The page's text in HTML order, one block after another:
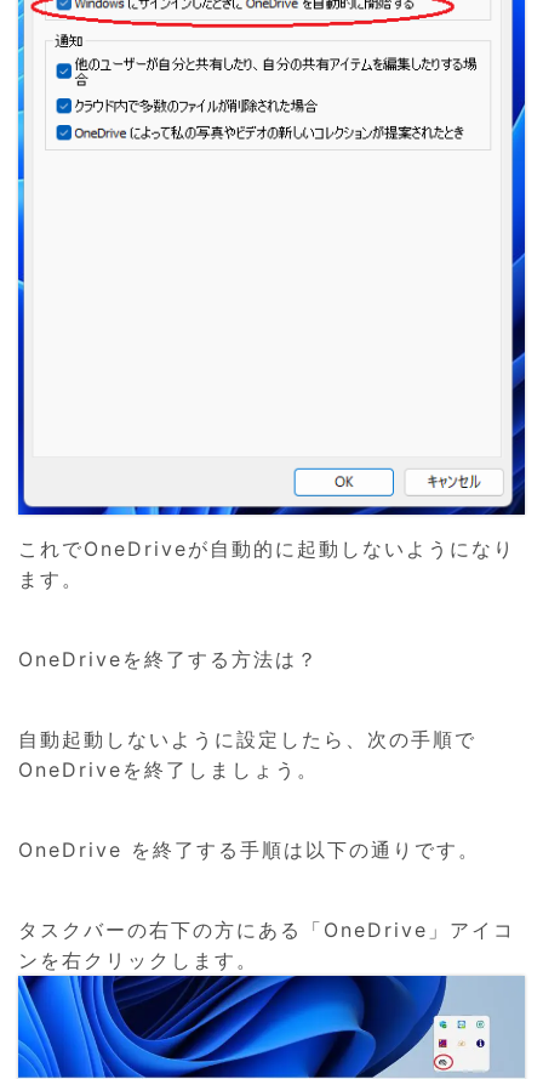
これでOneDriveが自動的に起動しないようになり
ます。
OneDriveを終了する方法は？
自動起動しないように設定したら、次の手順で
OneDriveを終了しましょう。
OneDrive を終了する手順は以下の通りです。
タスクバーの右下の方にある「OneDrive」アイコ
ンを右クリックします。